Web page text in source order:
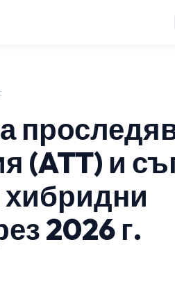
(ATT) и
хибридни
2026 г.